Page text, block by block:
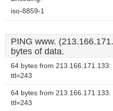
iso-8859-1
PING www.
bytes of data.
64 bytes from 213.166.171.133:
ttl=243
64 bytes from 213.166.171.133:
ttl=243